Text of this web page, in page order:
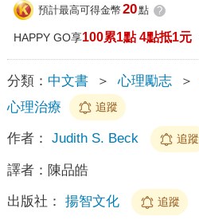
預計最高可得金幣 20點 ?
HAPPY GO享100累1點 4點抵1元
分類： 中文書 ＞ 心理勵志 ＞
心理治療
追蹤
作者： Judith S. Beck 追蹤
譯者： 陳品皓
出版社： 揚智文化 追蹤